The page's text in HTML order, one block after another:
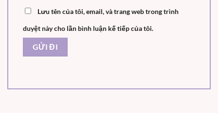
Lưu tên của tôi, email, và trang web trong trình
duyệt này cho lần bình luận kế tiếp của tôi.